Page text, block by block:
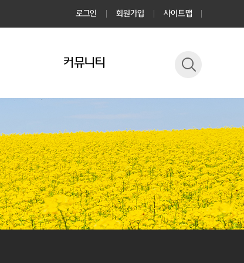
로그인 회원가입 사이트맵
커뮤니티